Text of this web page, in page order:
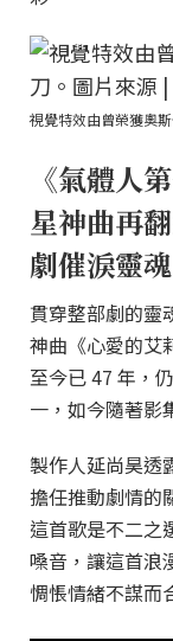
視覺特效由曾榮獲奧
《氣體人
星神曲再
劇催淚靈魂
貫穿整部劇的靈
神曲《心愛的艾
至今已 47 年，
一，如今隨著影
製作人延尚昊透
擔任推動劇情的
這首歌是不二之
嗓音，讓這首浪
惆悵情緒不謀而